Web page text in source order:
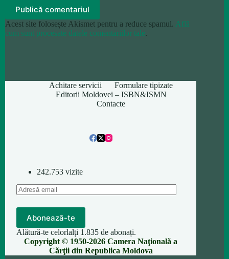
Publică comentariul
Acest site folosește Akismet pentru a reduce spamul. Află
cum sunt procesate datele comentariilor tale.
Achitare servicii
Formulare tipizate
Editorii Moldovei – ISBN&ISMN
Contacte
242.753 vizite
Adresă
email
Abonează-te
Alătură-te celorlalți 1.835 de abonați.
Copyright © 1950-2026 Camera Naţională a
Cărţii din Republica Moldova